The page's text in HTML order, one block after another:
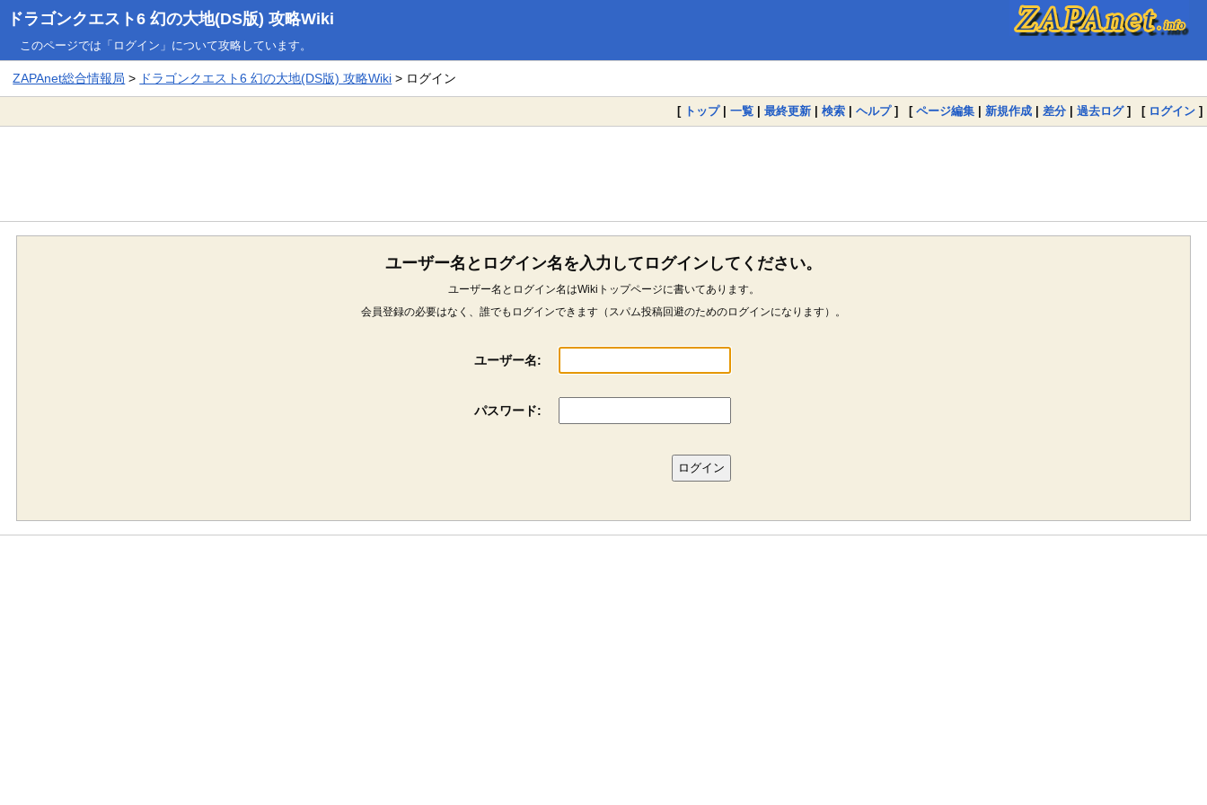
ドラゴンクエスト6 幻の大地(DS版) 攻略Wiki
このページでは「ログイン」について攻略しています。
ZAPAnet総合情報局 > ドラゴンクエスト6 幻の大地(DS版) 攻略Wiki > ログイン
[ トップ| 一覧 | 最終更新 | 検索 | ヘルプ] [ ページ編集 | 新規作成 | 差分 | 過去ログ] [ ログイン ]
ユーザー名とログイン名を入力してログインしてください。
ユーザー名とログイン名はWikiトップページに書いてあります。
会員登録の必要はなく、誰でもログインできます（スパム投稿回避のためのログインになります）。
ユーザー名:
パスワード: